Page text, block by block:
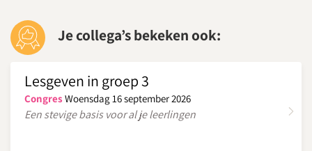
Je collega’s bekeken ook:
Lesgeven in groep 3
Congres Woensdag 16 september 2026
Een stevige basis voor al je leerlingen